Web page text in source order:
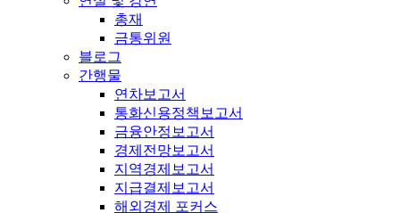
총재
금통위원
블로그
간행물
연차보고서
통화신용정책보고서
금융안정보고서
경제전망보고서
지역경제보고서
지급결제보고서
해외경제 포커스